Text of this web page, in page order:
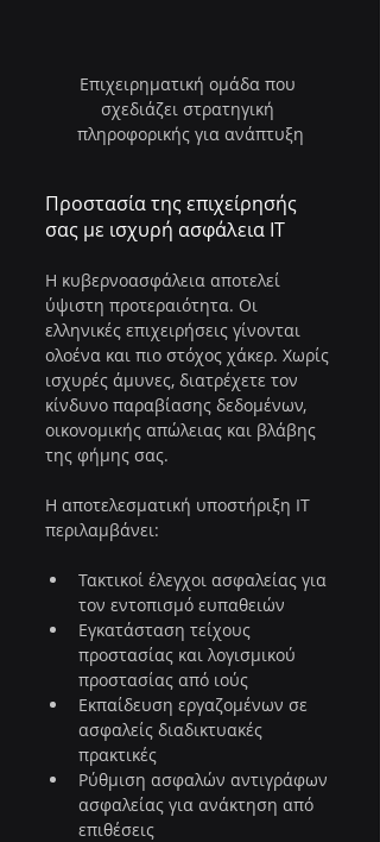
Επιχειρηματική ομάδα που
σχεδιάζει στρατηγική
πληροφορικής για ανάπτυξη
Προστασία της επιχείρησής
σας με ισχυρή ασφάλεια IT
Η κυβερνοασφάλεια αποτελεί
ύψιστη προτεραιότητα. Οι
ελληνικές επιχειρήσεις γίνονται
ολοένα και πιο στόχος χάκερ. Χωρίς
ισχυρές άμυνες, διατρέχετε τον
κίνδυνο παραβίασης δεδομένων,
οικονομικής απώλειας και βλάβης
της φήμης σας.
Η αποτελεσματική υποστήριξη IT
περιλαμβάνει:
Τακτικοί έλεγχοι ασφαλείας για
τον εντοπισμό ευπαθειών
Εγκατάσταση τείχους
προστασίας και λογισμικού
προστασίας από ιούς
Εκπαίδευση εργαζομένων σε
ασφαλείς διαδικτυακές
πρακτικές
Ρύθμιση ασφαλών αντιγράφων
ασφαλείας για ανάκτηση από
επιθέσεις